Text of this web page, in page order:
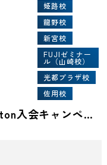
姫路校
龍野校
新宮校
FUJIゼミナー
ル（山崎校）
光都プラザ校
佐用校
Lepton入会キャンペーン！！